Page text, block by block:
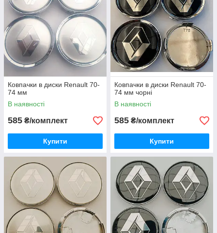
Ковпачки в диски Renault 70-
74 мм
В наявності
585 ₴/комплект
Купити
Ковпачки в диски Renault 70-
74 мм чорні
В наявності
585 ₴/комплект
Купити